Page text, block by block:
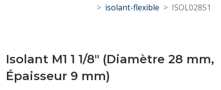
isolant-flexible
ISOL02851
Isolant M1 1 1/8" (Diamètre 28 mm,
Épaisseur 9 mm)